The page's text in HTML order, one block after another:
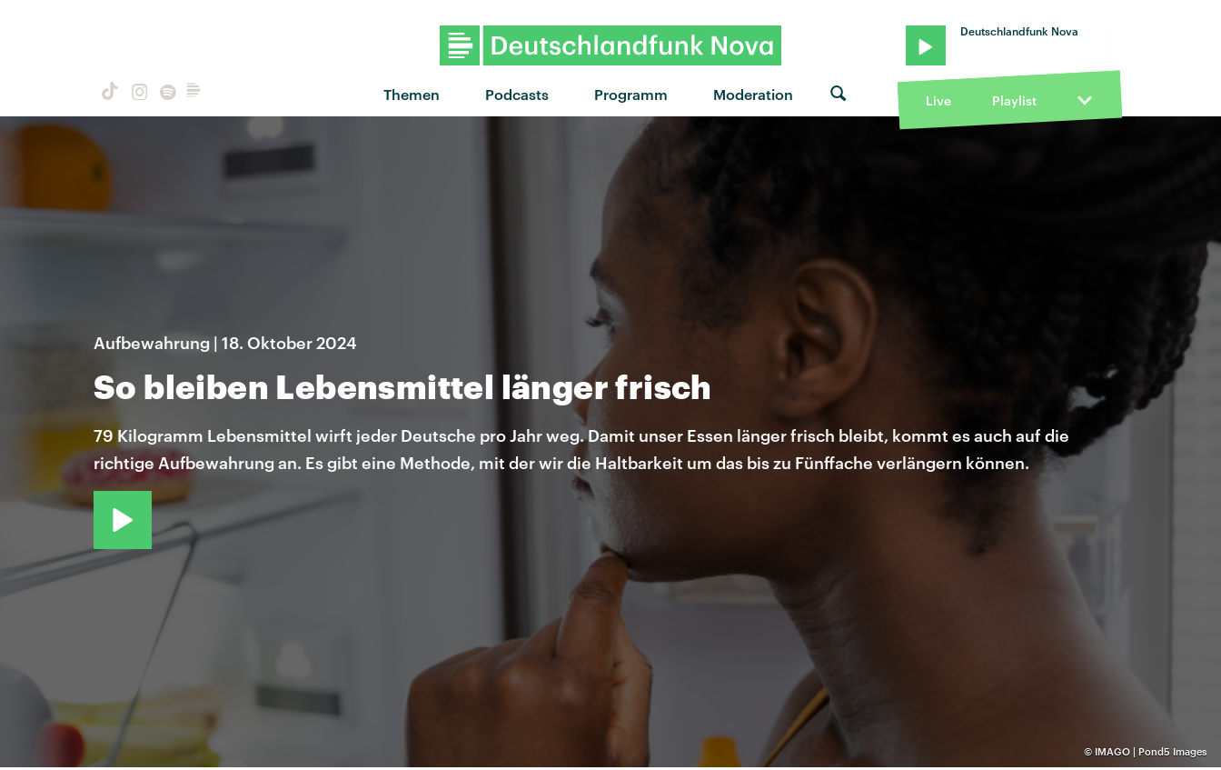
Themen Podcasts Programm Moderation
Deutschlandfunk Nova
Live Playlist
© IMAGO | Pond5 Images
Aufbewahrung | 18. Oktober 2024
So bleiben Lebensmittel länger frisch
79 Kilogramm Lebensmittel wirft jeder Deutsche pro Jahr weg. Damit unser Essen länger frisch bleibt, kommt es auch auf die
richtige Aufbewahrung an. Es gibt eine Methode, mit der wir die Haltbarkeit um das bis zu Fünffache verlängern können.